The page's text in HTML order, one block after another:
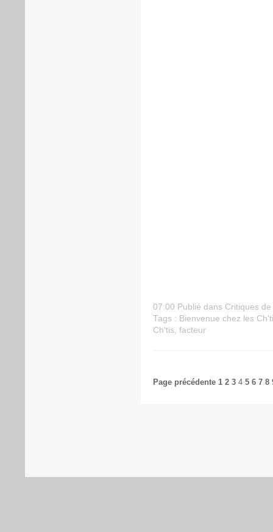
07:00 Publié dans Critiques de
Tags : Bienvenue chez les
Ch'tis, facteur
Page précédente 1 2 3 4 5 6 7 8